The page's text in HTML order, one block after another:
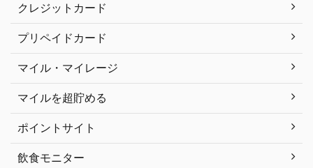
クレジットカード
プリペイドカード
マイル・マイレージ
マイルを超貯める
ポイントサイト
飲食モニター